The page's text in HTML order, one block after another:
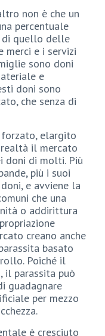
non è che un
percentuale
quello delle
merci e i servizi
sono doni
e
doni sono
che senza di
elargito
il mercato
doni di molti. Più
più i suoi
e avviene la
che una
o addirittura
creano anche
basato
Poiché il
il parassita può
guadagnare
per mezzo
è cresciuto